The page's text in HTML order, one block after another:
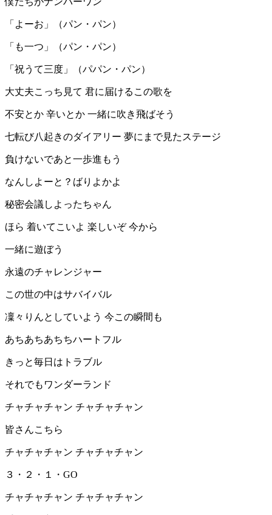
「よーお」（パン・パン）
「も一つ」（パン・パン）
「祝うて三度」（パパン・パン）
大丈夫こっち見て 君に届けるこの歌を
不安とか 辛いとか 一緒に吹き飛ばそう
七転び八起きのダイアリー 夢にまで見たステージ
負けないであと一歩進もう
なんしよーと？ばりよかよ
秘密会議しよったちゃん
ほら 着いてこいよ 楽しいぞ 今から
一緒に遊ぼう
永遠のチャレンジャー
この世の中はサバイバル
凜々りんとしていよう 今この瞬間も
あちあちあちちハートフル
きっと毎日はトラブル
それでもワンダーランド
チャチャチャン チャチャチャン
皆さんこちら
チャチャチャン チャチャチャン
３・２・１・GO
チャチャチャン チャチャチャン